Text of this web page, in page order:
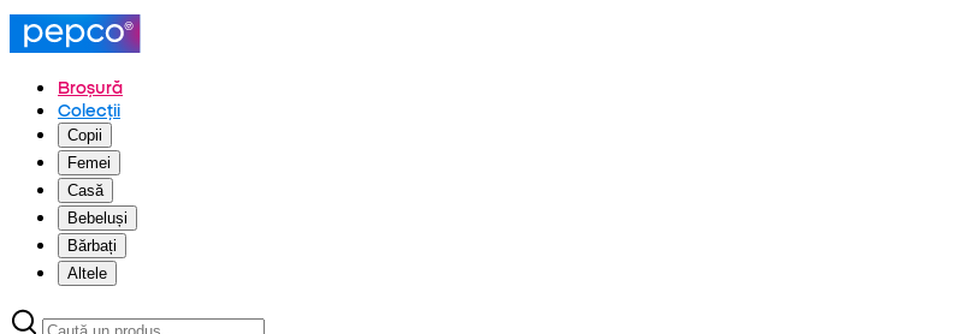
Broșură
Colecții
Copii
Femei
Casă
Bebeluși
Bărbați
Altele